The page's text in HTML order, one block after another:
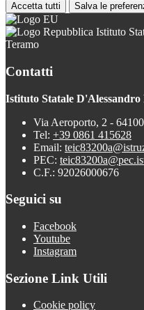
Accetta tutti Salva le
Istituto
Teramo
Contatti
Istituto Statale
Via Aeroporto, 2 -
Tel: +39 0861 415628
Email:
PEC:
C.F.: 92026000676
Seguici su
Facebook
Youtube
Instagram
Sezione Link Utili
Cookie policy